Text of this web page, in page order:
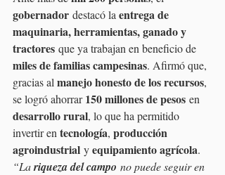
gobernador destacó la entrega de
maquinaria, herramientas, ganado y
tractores que ya trabajan en beneficio de
miles de familias campesinas. Afirmó que,
gracias al manejo honesto de los recursos,
se logró ahorrar 150 millones de pesos en
desarrollo rural, lo que ha permitido
invertir en tecnología, producción
agroindustrial y equipamiento agrícola.
“La riqueza del campo no puede seguir en